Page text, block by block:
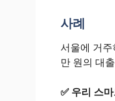
사례
서울에 거
만 원의 대
✅ 우리 스